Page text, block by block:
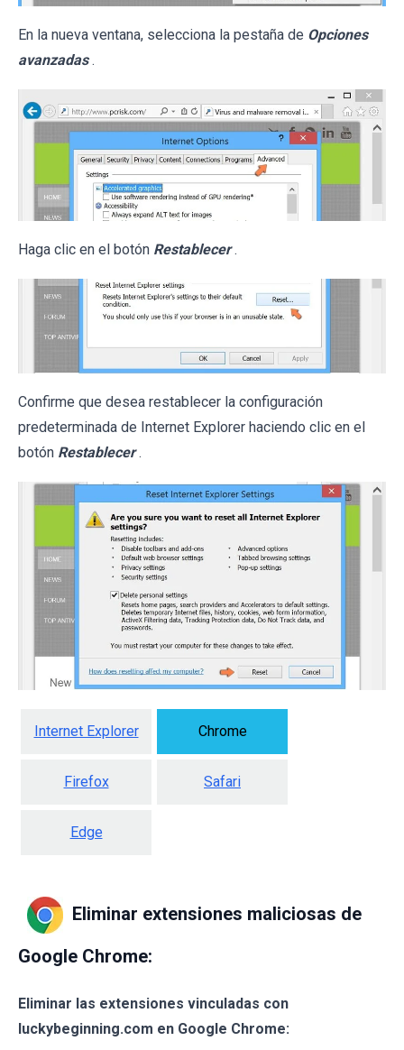
En la nueva ventana, selecciona la pestaña de Opciones
avanzadas .
Haga clic en el botón Restablecer .
Confirme que desea restablecer la configuración
predeterminada de Internet Explorer haciendo clic en el
botón Restablecer .
Internet Explorer Chrome
Firefox Safari
Edge
Eliminar extensiones maliciosas de
Google Chrome:
Eliminar las extensiones vinculadas con
luckybeginning.com en Google Chrome: